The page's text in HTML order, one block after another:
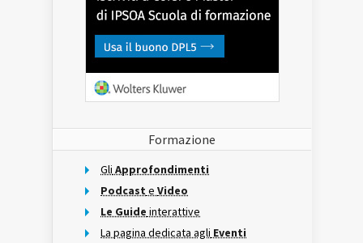
Formazione
Gli Approfondimenti
Podcast e Video
Le Guide interattive
La pagina dedicata agli Eventi